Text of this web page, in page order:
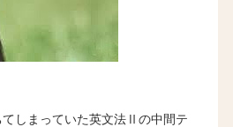
てしまっていた英文法Ⅱの中間テ